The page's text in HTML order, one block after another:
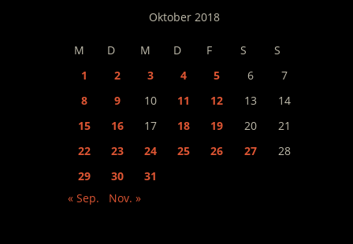
Oktober 2018
M D M D F S
S
1
2 3 4 5 6
7
8
9 10 11 12 13
14
15
16 17 18 19 20
21
22
23 24 25 26 27
28
29
30
31
« Sep.
Nov. »